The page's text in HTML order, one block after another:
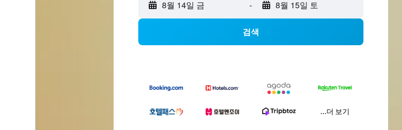
8월 14일 금 - 8월 15일 토
검색
...더 보기